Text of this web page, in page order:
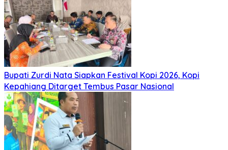
Bupati Zurdi Nata Siapkan Festival Kopi 2026, Kopi
Kepahiang Ditarget Tembus Pasar Nasional